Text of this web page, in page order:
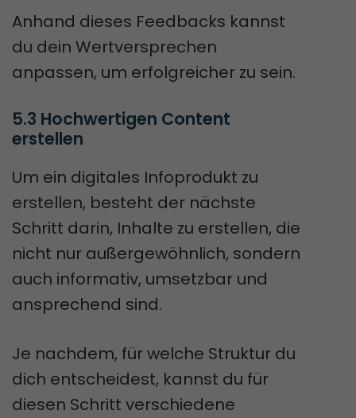
Anhand dieses Feedbacks kannst
du dein Wertversprechen
anpassen, um erfolgreicher zu sein.
5.3 Hochwertigen Content
erstellen
Um ein digitales Infoprodukt zu
erstellen, besteht der nächste
Schritt darin, Inhalte zu erstellen, die
nicht nur außergewöhnlich, sondern
auch informativ, umsetzbar und
ansprechend sind.
Je nachdem, für welche Struktur du
dich entscheidest, kannst du für
diesen Schritt verschiedene